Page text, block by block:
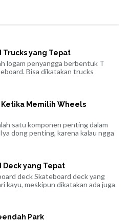
yang Tepat
logam penyangga berbentuk T
Bisa dikatakan trucks
Memilih Wheels
satu komponen penting dalam
dong penting, karena kalau ngga
Deck yang Tepat
deck Skateboard deck yang
kayu, meskipun dikatakan ada juga
Park